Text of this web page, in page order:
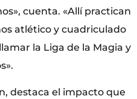
cuenta. «Allí practican
atlético y cuadriculado
la Liga de la Magia y
destaca el impacto que